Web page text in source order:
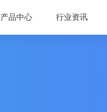
产品中心 行业资讯